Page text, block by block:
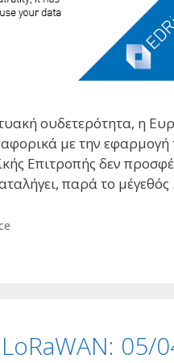
ουδετερότητα, η
με την εφαρμογή
Επιτροπής δεν
παρά το
05/